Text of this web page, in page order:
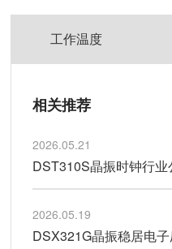
工作温度
相关推荐
2026.05.21
DST310S晶振时钟行业
2026.05.19
DSX321G晶振稳居电